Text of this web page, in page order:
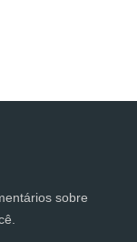
sobre